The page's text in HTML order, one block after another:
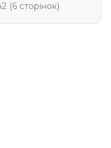
(6 сторінок)